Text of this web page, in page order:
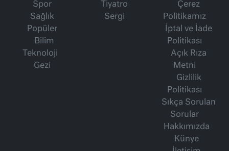
Spor
Sağlık
Popüler
Bilim
Teknoloji
Gezi
Tiyatro
Sergi
Çerez
Politikamız
İptal ve İade
Politikası
Açık Rıza
Metni
Gizlilik
Politikası
Sıkça Sorulan
Sorular
Hakkımızda
Künye